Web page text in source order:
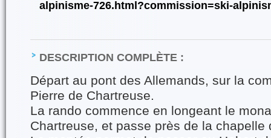
alpinisme-726.html?commission=ski-
DESCRIPTION COMPLÈTE :
Départ au pont des Allemands, sur la
Pierre de Chartreuse.
La rando commence en longeant le
Chartreuse, et passe près de la chapelle